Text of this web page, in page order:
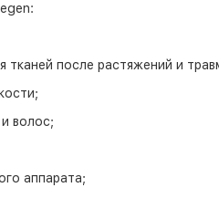
тканей после растяжений и
волос;
аппарата;